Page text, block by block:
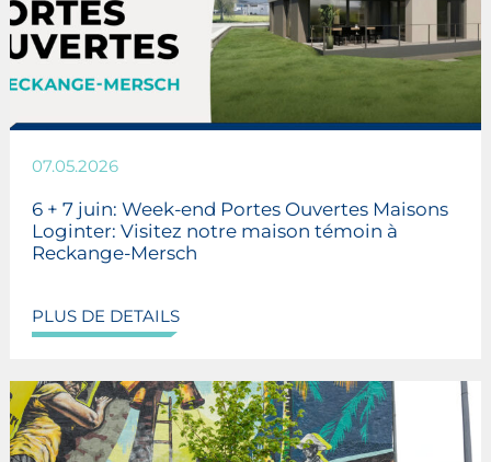
07.05.2026
6 + 7 juin: Week-end Portes Ouvertes Maisons
Loginter: Visitez notre maison témoin à
Reckange-Mersch
PLUS DE DETAILS